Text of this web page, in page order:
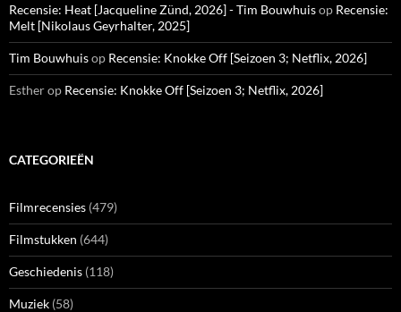
Recensie: Heat [Jacqueline Zünd, 2026] - Tim Bouwhuisop Recensie:
Melt [Nikolaus Geyrhalter, 2025]
Tim Bouwhuisop Recensie: Knokke Off [Seizoen 3; Netflix, 2026]
Estherop Recensie: Knokke Off [Seizoen 3; Netflix, 2026]
CATEGORIEËN
Filmrecensies (479)
Filmstukken (644)
Geschiedenis (118)
Muziek (58)